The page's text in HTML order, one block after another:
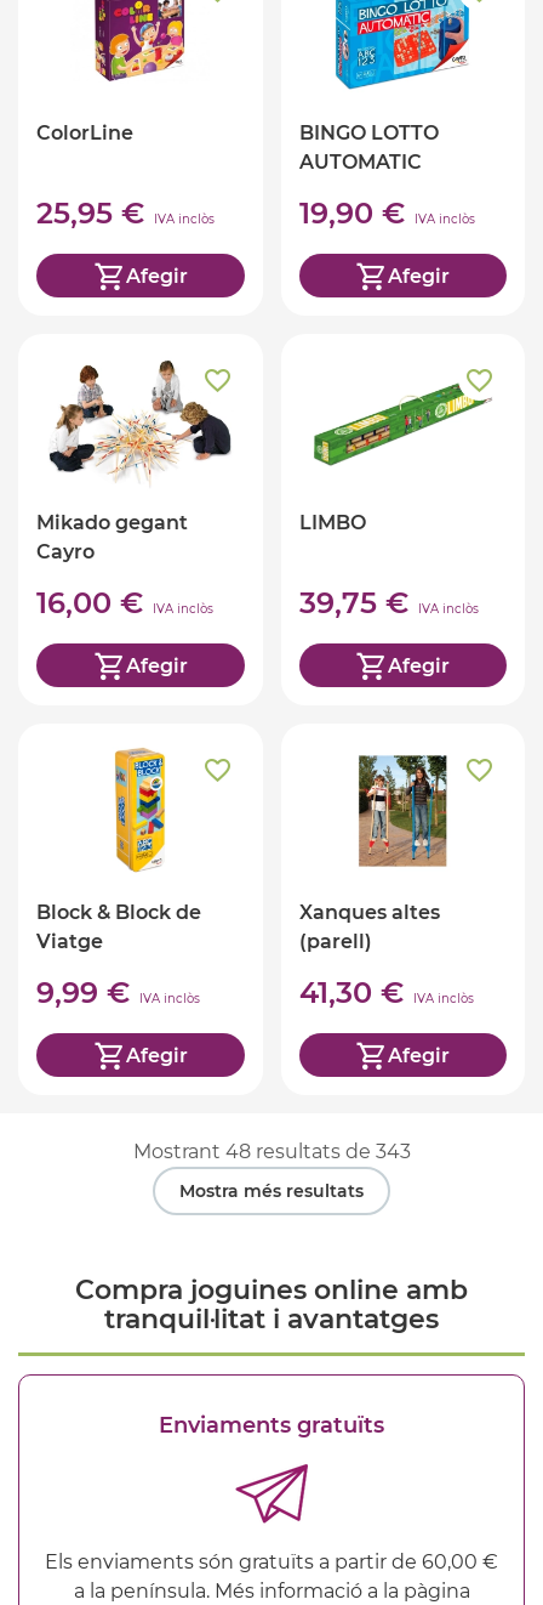
ColorLine
25,95 € IVA inclòs
Afegir
BINGO LOTTO
AUTOMATIC
19,90 € IVA inclòs
Afegir
Mikado gegant
Cayro
16,00 € IVA inclòs
Afegir
LIMBO
39,75 € IVA inclòs
Afegir
Block & Block de
Viatge
9,99 € IVA inclòs
Afegir
Xanques altes
(parell)
41,30 € IVA inclòs
Afegir
Mostrant 48resultats de 343
Mostra més resultats
Compra joguines online amb
tranquil·litat i avantatges
Enviaments gratuïts
Els enviaments són gratuïts a partir de 60,00 €
a la península. Més informació a la pàgina